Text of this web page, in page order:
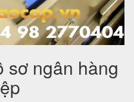
sơ ngân hàng